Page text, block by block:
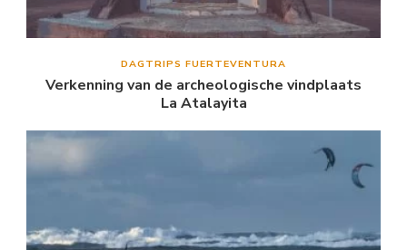
DAGTRIPS FUERTEVENTURA
Verkenning van de archeologische vindplaats
La Atalayita